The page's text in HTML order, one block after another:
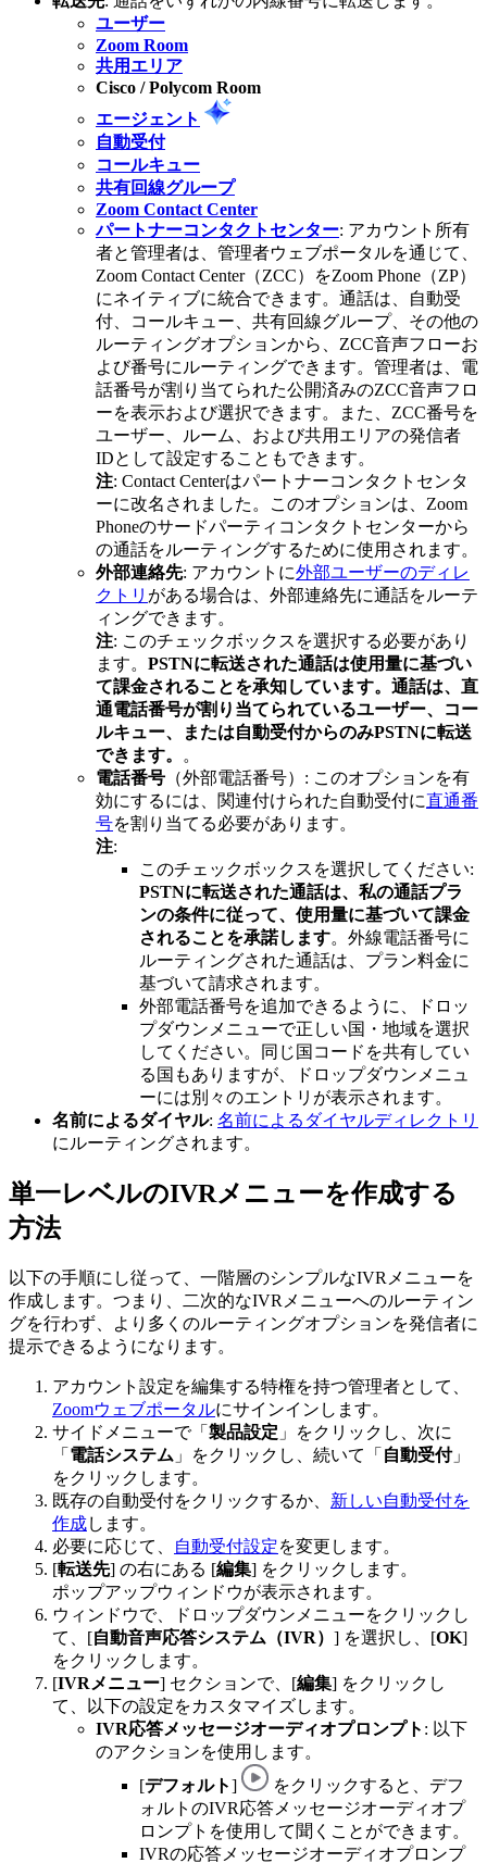
ユーザー
Zoom Room
共用エリア
Cisco / Polycom Room
エージェント
自動受付
コールキュー
共有回線グループ
Zoom Contact Center
パートナーコンタクトセンター: アカウント所有
者と管理者は、管理者ウェブポータルを通じて、
Zoom Contact Center（ZCC）をZoom Phone（ZP）
にネイティブに統合できます。通話は、自動受
付、コールキュー、共有回線グループ、その他の
ルーティングオプションから、ZCC音声フローお
よび番号にルーティングできます。管理者は、電
話番号が割り当てられた公開済みのZCC音声フロ
ーを表示および選択できます。また、ZCC番号を
ユーザー、ルーム、および共用エリアの発信者
IDとして設定することもできます。
注: Contact Centerはパートナーコンタクトセンタ
ーに改名されました。このオプションは、Zoom
Phoneのサードパーティコンタクトセンターから
の通話をルーティングするために使用されます。
外部連絡先: アカウントに外部ユーザーのディレ
クトリ がある場合は、外部連絡先に通話をルーテ
ィングできます。
注: このチェックボックスを選択する必要があり
ます。 PSTNに転送された通話は使用量に基づい
て課金されることを承知しています。通話は、直
通電話番号が割り当てられているユーザー、コー
ルキュー、または自動受付からのみPSTNに転送
できます。
。
電話番号 （外部電話番号）: このオプションを有
効にするには、関連付けられた自動受付に直通番
号を割り当てる必要があります。
注:
このチェックボックスを選択してください:
PSTNに転送された通話は、私の通話プラ
ンの条件に従って、使用量に基づいて課金
されることを承諾します。外線電話番号に
ルーティングされた通話は、プラン料金に
基づいて請求されます。
外部電話番号を追加できるように、ドロッ
プダウンメニューで正しい国・地域を選択
してください。同じ国コードを共有してい
る国もありますが、ドロップダウンメニュ
ーには別々のエントリが表示されます。
名前によるダイヤル: 名前によるダイヤルディレクトリ
にルーティングされます。
単一レベルのIVRメニューを作成する
方法
以下の手順にし従って、一階層のシンプルなIVRメニューを
作成します。つまり、二次的なIVRメニューへのルーティン
グを行わず、より多くのルーティングオプションを発信者に
提示できるようになります。
アカウント設定を編集する特権を持つ管理者として、
Zoomウェブポータルにサインインします。
サイドメニューで「 製品設定 」をクリックし、次に
「 電話システム 」をクリックし、続いて「 自動受付」
をクリックします。
既存の自動受付をクリックするか、 新しい自動受付を
作成します。
必要に応じて、
自動受付設定を変更します。
[転送先] の右にある [編集] をクリックします。
ポップアップウィンドウが表示されます。
ウィンドウで、ドロップダウンメニューをクリックし
て、[自動音声応答システム（IVR） ] を選択し、[OK]
をクリックします。
[IVRメニュー] セクションで、[編集] をクリックし
て、以下の設定をカスタマイズします。
IVR応答メッセージオーディオプロンプト : 以下
のアクションを使用します。
[デフォルト]
をクリックすると、デフ
ォルトのIVR応答メッセージオーディオプ
ロンプトを使用して聞くことができます。
IVRの応答メッセージオーディオプロンプ